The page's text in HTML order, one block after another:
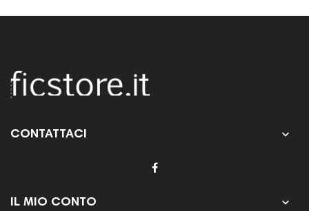
CONTATTACI 
IL MIO CONTO 